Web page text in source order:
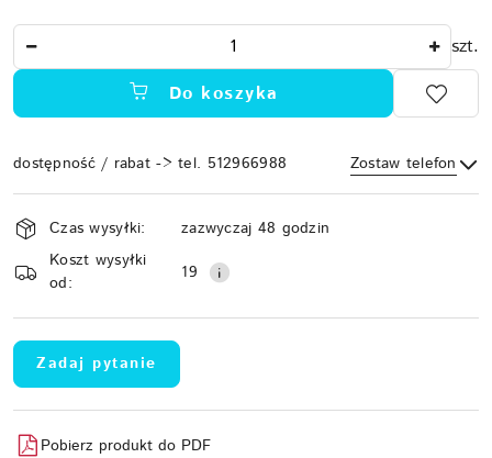
szt.
Do koszyka
dostępność / rabat -> tel. 512966988 Zostaw telefon
Wyślij
Dostępność
i
dostawa
Czas wysyłki:
zazwyczaj 48 godzin
Koszt wysyłki
od:
19
Zadaj pytanie
Pobierz produkt do PDF